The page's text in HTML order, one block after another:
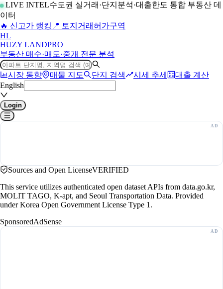
LIVE INTEL수도권 실거래·단지분석·대출한도 통합 부동산 데
이터
🔥 신고가 랭킹 📍 토지거래허가구역
HL
HUZY LANDPRO
부동산 매수·매도·중개 전문 분석
시장 동향 매물 지도 단지 검색 시세 추세
대출 계산
English
Login
Sources and Open LicenseVERIFIED
This service utilizes authenticated open dataset APIs from data.go.kr,
MOLIT TAGO, K-apt, and Seoul Transportation Data. Provided
under Korea Open Government License Type 1.
SponsoredAdSense